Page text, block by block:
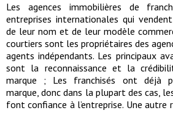
Les agences immobilières de
entreprises internationales qui
de leur nom et de leur modèle
courtiers sont les propriétaires des
agents indépendants. Les principaux
sont la reconnaissance et la
marque ; Les franchisés ont déjà
marque, donc dans la plupart des cas,
font confiance à l’entreprise. Une